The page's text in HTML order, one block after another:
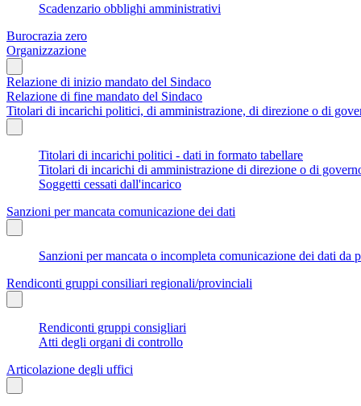
Scadenzario obblighi amministrativi
Burocrazia zero
Organizzazione
Relazione di inizio mandato del Sindaco
Relazione di fine mandato del Sindaco
Titolari di incarichi politici, di amministrazione, di direzione o di
Titolari di incarichi politici - dati in formato tabellare
Titolari di incarichi di amministrazione di direzione o di
Soggetti cessati dall'incarico
Sanzioni per mancata comunicazione dei dati
Sanzioni per mancata o incompleta comunicazione dei dati
Rendiconti gruppi consiliari regionali/provinciali
Rendiconti gruppi consigliari
Atti degli organi di controllo
Articolazione degli uffici